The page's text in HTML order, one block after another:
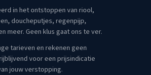
in het ontstoppen van riool,
doucheputjes, regenpijp,
meer. Geen klus gaat ons te ver.
tarieven en rekenen geen
voor een prijsindicatie
jouw verstopping.